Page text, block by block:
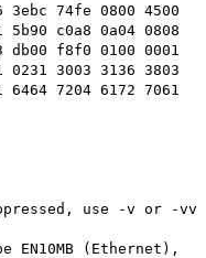
3ebc 74fe 0800 4500
5b90 c0a8 0a04 0808
db00 f8f0 0100 0001
0231 3003 3136 3803
6464 7204 6172 7061
use -v or -vv
(Ethernet),